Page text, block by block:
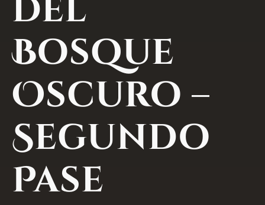
del
Bosque
Oscuro –
Segundo
Pase